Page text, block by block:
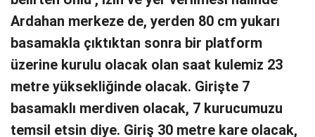
Ardahan merkeze de, yerden 80 cm yukarı
basamakla çıktıktan sonra bir platform
üzerine kurulu olacak olan saat kulemiz 23
metre yüksekliğinde olacak. Girişte 7
basamaklı merdiven olacak, 7 kurucumuzu
temsil etsin diye. Giriş 30 metre kare olacak,